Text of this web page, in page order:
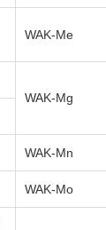
WAK-Me
WAK-Mg
WAK-Mn
WAK-Mo